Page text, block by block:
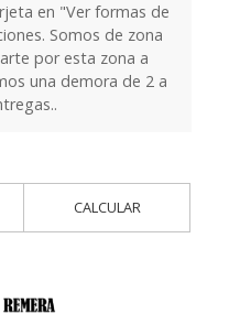
en "Ver formas de
Somos de zona
por esta zona a
una demora de 2 a
CALCULAR